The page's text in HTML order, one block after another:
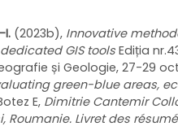
I. (2023b), Innovative
GIS tools Ediția
și Geologie, 27-29
green-blue areas,
E, Dimitrie Cantemir
Roumanie. Livret des